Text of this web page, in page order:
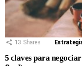
13 Shares
5 claves para